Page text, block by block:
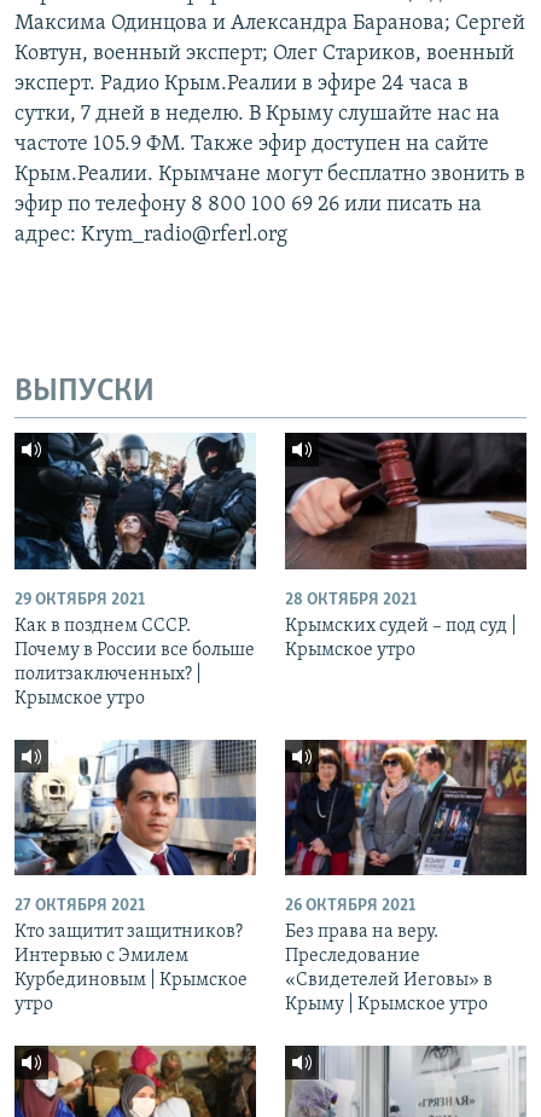
Максима Одинцова и Александра Баранова; Сергей
Ковтун, военный эксперт; Олег Стариков, военный
эксперт. Радио Крым.Реалии в эфире 24 часа в
сутки, 7 дней в неделю. В Крыму слушайте нас на
частоте 105.9 ФМ. Также эфир доступен на сайте
Крым.Реалии. Крымчане могут бесплатно звонить в
эфир по телефону 8 800 100 69 26 или писать на
адрес: Krym_radio@rferl.org
ВЫПУСКИ
29 ОКТЯБРЯ 2021
Как в позднем СССР.
Почему в России все больше
политзаключенных? |
Крымское утро
28 ОКТЯБРЯ 2021
Крымских судей – под суд |
Крымское утро
27 ОКТЯБРЯ 2021
Кто защитит защитников?
Интервью с Эмилем
Курбединовым | Крымское
утро
26 ОКТЯБРЯ 2021
Без права на веру.
Преследование
«Свидетелей Иеговы» в
Крыму | Крымское утро